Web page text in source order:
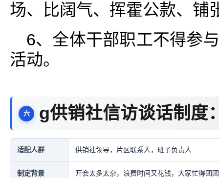
场、比阔气、挥霍公款、铺
6、全体干部职工不得参
活动。
g供销社信访谈话制度
适配人群 供销社领导，片区联系人，班子负责人
制定背景 开会太多太杂，浪费时间又花钱，大家忙得团